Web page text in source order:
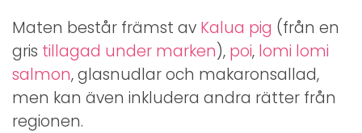
Maten består främst av Kalua pig (från en
gris tillagad under marken), poi, lomi lomi
salmon, glasnudlar och makaronsallad,
men kan även inkludera andra rätter från
regionen.